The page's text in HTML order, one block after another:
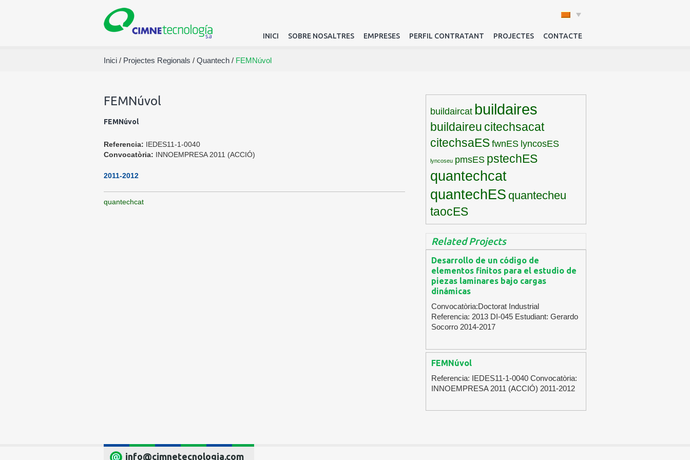
INICI SOBRE NOSALTRES EMPRESES PERFIL CONTRATANT PROJECTES CONTACTE
Inici / Projectes Regionals / Quantech / FEMNúvol
FEMNúvol
FEMNúvol
Referencia: IEDES11-1-0040
Convocatòria: INNOEMPRESA 2011 (ACCIÓ)
2011-2012
quantechcat
buildaircat buildaires
buildaireu citechsacat
citechsaES fwnES lyncosES
lyncoseu pmsES pstechES
quantechcat
quantechES quantecheu
taocES
Related Projects
Desarrollo de un código de
elementos finitos para el estudio de
piezas laminares bajo cargas
dinámicas
Convocatòria:Doctorat Industrial
Referencia: 2013 DI-045 Estudiant: Gerardo
Socorro 2014-2017
FEMNúvol
Referencia: IEDES11-1-0040 Convocatòria:
INNOEMPRESA 2011 (ACCIÓ) 2011-2012
info@cimnetecnologia.com